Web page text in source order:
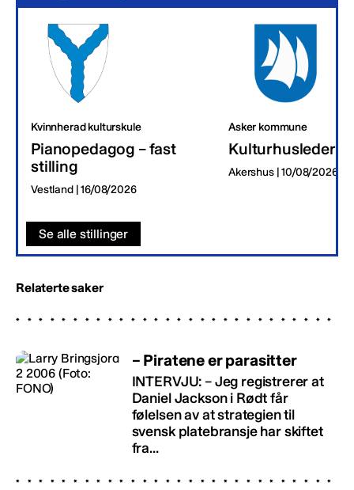
Kvinnherad kulturskule
Pianopedagog – fast
stilling
Vestland | 16/08/2026
Asker kommune
Kulturhusleder
Akershus | 10/08/2026
Se alle stillinger
Relaterte saker
– Piratene er parasitter
INTERVJU: – Jeg registrerer at
Daniel Jackson i Rødt får
følelsen av at strategien til
svensk platebransje har skiftet
fra...